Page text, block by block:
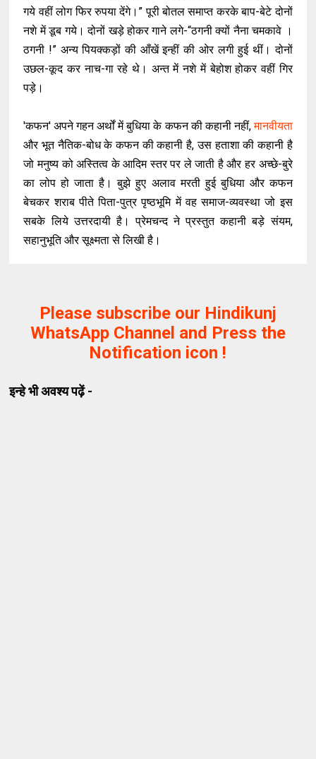
गये वहीं लोग फिर रुपया देंगे।” पूरी बोतल समाप्त करके बाप-बेटे दोनों
नशे में डूब गये। दोनों खड़े होकर गाने लगे-“ठगनी क्यों नैना चमकावे ।
ठगनी !” अन्य पियक्कड़ों की आँखें इन्हीं की ओर लगी हुई थीं। दोनों
उछल-कूद कर नाच-गा रहे थे। अन्त में नशे में बेहोश होकर वहीं गिर
पड़े।
'कफन' अपने गहन अर्थों में बुधिया के कफन की कहानी नहीं,मानवीयता
और भूत नैतिक-बोध के कफन की कहानी है, उस हताशा की कहानी है
जो मनुष्य को अस्तित्व के आदिम स्तर पर ले जाती है और हर अच्छे-बुरे
का लोप हो जाता है। बुझे हुए अलाव मरती हुई बुधिया और कफन
बेचकर शराब पीते पिता-पुत्र पृष्ठभूमि में वह समाज-व्यवस्था जो इस
सबके लिये उत्तरदायी है। प्रेमचन्द ने प्रस्तुत कहानी बड़े संयम,
सहानुभूति और सूक्ष्मता से लिखी है।
Please subscribe our Hindikunj
WhatsApp Channel and Press the
Notification icon !
इन्हे भी अवश्य पढ़ें -